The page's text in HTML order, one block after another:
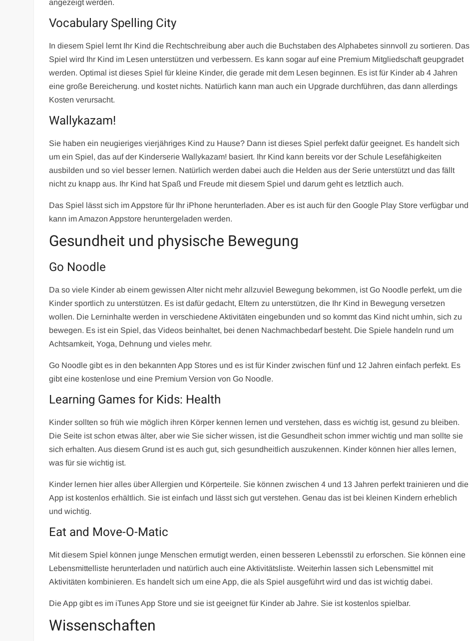
angezeigt werden.
Vocabulary Spelling City
In diesem Spiel lernt Ihr Kind die Rechtschreibung aber auch die Buchstaben des Alphabetes sinnvoll zu sortieren. Das
Spiel wird Ihr Kind im Lesen unterstützen und verbessern. Es kann sogar auf eine Premium Mitgliedschaft geupgradet
werden. Optimal ist dieses Spiel für kleine Kinder, die gerade mit dem Lesen beginnen. Es ist für Kinder ab 4 Jahren
eine große Bereicherung. und kostet nichts. Natürlich kann man auch ein Upgrade durchführen, das dann allerdings
Kosten verursacht.
Wallykazam!
Sie haben ein neugieriges vierjähriges Kind zu Hause? Dann ist dieses Spiel perfekt dafür geeignet. Es handelt sich
um ein Spiel, das auf der Kinderserie Wallykazam! basiert. Ihr Kind kann bereits vor der Schule Lesefähigkeiten
ausbilden und so viel besser lernen. Natürlich werden dabei auch die Helden aus der Serie unterstützt und das fällt
nicht zu knapp aus. Ihr Kind hat Spaß und Freude mit diesem Spiel und darum geht es letztlich auch.
Das Spiel lässt sich im Appstore für Ihr iPhone herunterladen. Aber es ist auch für den Google Play Store verfügbar und
kann im Amazon Appstore heruntergeladen werden.
Gesundheit und physische Bewegung
Go Noodle
Da so viele Kinder ab einem gewissen Alter nicht mehr allzuviel Bewegung bekommen, ist Go Noodle perfekt, um die
Kinder sportlich zu unterstützen. Es ist dafür gedacht, Eltern zu unterstützen, die Ihr Kind in Bewegung versetzen
wollen. Die Lerninhalte werden in verschiedene Aktivitäten eingebunden und so kommt das Kind nicht umhin, sich zu
bewegen. Es ist ein Spiel, das Videos beinhaltet, bei denen Nachmachbedarf besteht. Die Spiele handeln rund um
Achtsamkeit, Yoga, Dehnung und vieles mehr.
Go Noodle gibt es in den bekannten App Stores und es ist für Kinder zwischen fünf und 12 Jahren einfach perfekt. Es
gibt eine kostenlose und eine Premium Version von Go Noodle.
Learning Games for Kids: Health
Kinder sollten so früh wie möglich ihren Körper kennen lernen und verstehen, dass es wichtig ist, gesund zu bleiben.
Die Seite ist schon etwas älter, aber wie Sie sicher wissen, ist die Gesundheit schon immer wichtig und man sollte sie
sich erhalten. Aus diesem Grund ist es auch gut, sich gesundheitlich auszukennen. Kinder können hier alles lernen,
was für sie wichtig ist.
Kinder lernen hier alles über Allergien und Körperteile. Sie können zwischen 4 und 13 Jahren perfekt trainieren und die
App ist kostenlos erhältlich. Sie ist einfach und lässt sich gut verstehen. Genau das ist bei kleinen Kindern erheblich
und wichtig.
Eat and Move-O-Matic
Mit diesem Spiel können junge Menschen ermutigt werden, einen besseren Lebensstil zu erforschen. Sie können eine
Lebensmittelliste herunterladen und natürlich auch eine Aktivitätsliste. Weiterhin lassen sich Lebensmittel mit
Aktivitäten kombinieren. Es handelt sich um eine App, die als Spiel ausgeführt wird und das ist wichtig dabei.
Die App gibt es im iTunes App Store und sie ist geeignet für Kinder ab Jahre. Sie ist kostenlos spielbar.
Wissenschaften